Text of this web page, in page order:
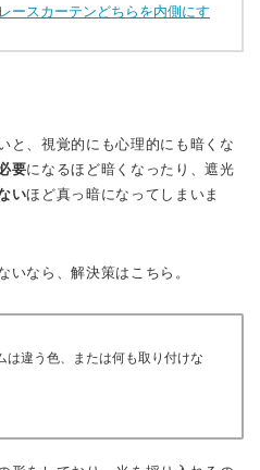
ースカーテンどちらを内側にす
と、視覚的にも心理的にも暗くな
要になるほど暗くなったり、遮光
いほど真っ暗になってしまいま
いなら、解決策はこちら。
は違う色、または何も取り付けな